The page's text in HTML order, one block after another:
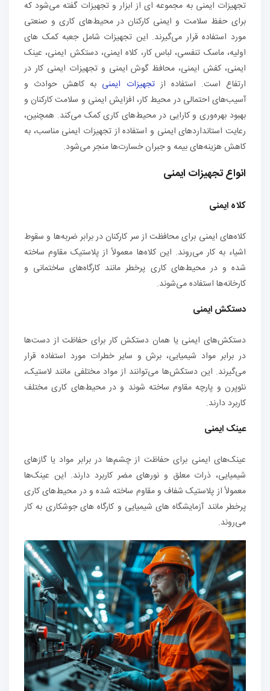
تجهیزات ایمنی به مجموعه ای از ابزار و تجهیزات گفته می‌شود که
برای حفظ سلامت و ایمنی کارکنان در محیط‌های کاری و صنعتی
مورد استفاده قرار می‌گیرند. این تجهیزات شامل جعبه کمک های
اولیه، ماسک تنفسی، لباس کار، کلاه ایمنی، دستکش‌ ایمنی، عینک‌
ایمنی، کفش‌ ایمنی، محافظ گوش ایمنی و تجهیزات ایمنی کار در
ارتفاع است. استفاده ازتجهیزات ایمنی به کاهش حوادث و
آسیب‌های احتمالی در محیط کار، افزایش ایمنی و سلامت کارکنان و
بهبود بهره‌وری و کارایی در محیط‌های کاری کمک می‌کند. همچنین،
رعایت استانداردهای ایمنی و استفاده از تجهیزات ایمنی مناسب، به
کاهش هزینه‌های بیمه و جبران خسارت‌ها منجر می‌شود.
انواع تجهیزات ایمنی
کلاه‌ ایمنی
کلاه‌های ایمنی برای محافظت از سر کارکنان در برابر ضربه‌ها و سقوط
اشیاء به کار می‌روند. این کلاه‌ها معمولاً از پلاستیک مقاوم ساخته
شده و در محیط‌های کاری پرخطر مانند کارگاه‌های ساختمانی و
کارخانه‌ها استفاده می‌شوند.
دستکش‌ ایمنی
دستکش‌های ایمنی یا همان دستکش کار برای حفاظت از دست‌ها
در برابر مواد شیمیایی، برش و سایر خطرات مورد استفاده قرار
می‌گیرند. این دستکش‌ها می‌توانند از مواد مختلفی مانند لاستیک،
نئوپرن و پارچه مقاوم ساخته شوند و در محیط‌های کاری مختلف
کاربرد دارند.
عینک‌ ایمنی
عینک‌های ایمنی برای حفاظت از چشم‌ها در برابر مواد یا گازهای
شیمیایی، ذرات معلق و نورهای مضر کاربرد دارند. این عینک‌ها
معمولاً از پلاستیک شفاف و مقاوم ساخته شده و در محیط‌های کاری
پرخطر مانند آزمایشگاه های شیمیایی و کارگاه های جوشکاری به کار
می‌روند.